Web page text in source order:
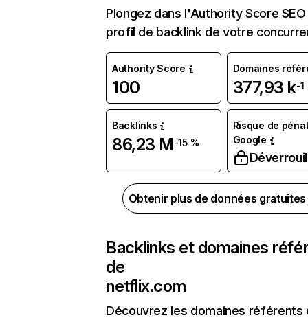
Plongez dans l'Authority Score
profil de backlink de votre
Authority Score
100
Domaines
377,93 k-1
Backlinks
86,23 M-15 %
Risque de
Google
Obtenir plus de données
Backlinks et domaines
de
netflix.com
Découvrez les domaines référents